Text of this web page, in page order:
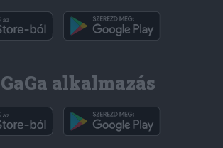
alkalmazás